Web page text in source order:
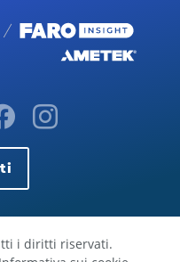
i diritti riservati.